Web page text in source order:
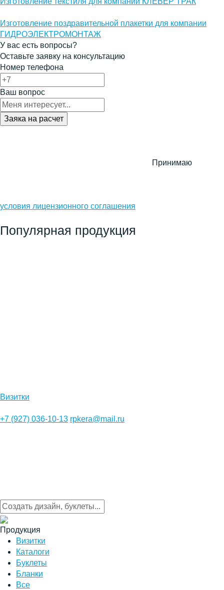
Изготовление поздравительной плакетки для компании
ГИДРОЭЛЕКТРОМОНТАЖ
У вас есть вопросы?
Оставьте заявку на консультацию
Номер телефона
Ваш вопрос
Принимаю
условия лицензионного соглашения
Популярная продукция
Визитки
+7 (927) 036-10-13 rpkera@mail.ru
Продукция
Визитки
Каталоги
Буклеты
Бланки
Все